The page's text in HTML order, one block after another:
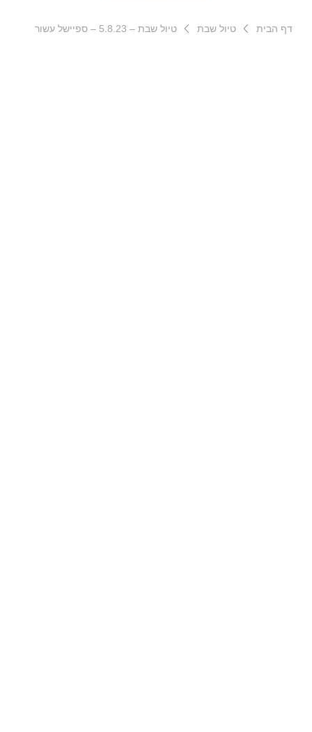
דף הבית טיול שבת טיול שבת – 5.8.23 – ספיישל עשור